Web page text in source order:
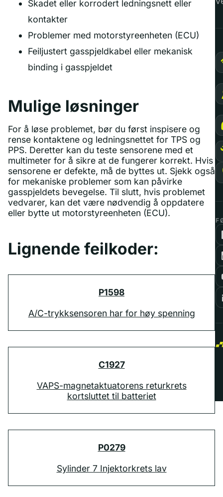
Skadet eller korrodert ledningsnett eller
kontakter
Problemer med motorstyreenheten (ECU)
Feiljustert gasspjeldkabel eller mekanisk
binding i gasspjeldet
Mulige løsninger
For å løse problemet, bør du først inspisere og
rense kontaktene og ledningsnettet for TPS og
PPS. Deretter kan du teste sensorene med et
multimeter for å sikre at de fungerer korrekt. Hvis
sensorene er defekte, må de byttes ut. Sjekk også
for mekaniske problemer som kan påvirke
gasspjeldets bevegelse. Til slutt, hvis problemet
vedvarer, kan det være nødvendig å oppdatere
eller bytte ut motorstyreenheten (ECU).
Lignende feilkoder:
P1598
A/C-trykksensoren har for høy spenning
C1927
VAPS-magnetaktuatorens returkrets
kortsluttet til batteriet
P0279
Sylinder 7 Injektorkrets lav